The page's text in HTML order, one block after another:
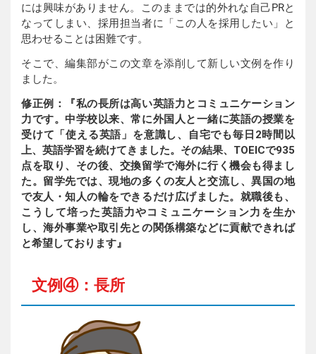
には興味がありません。このままでは的外れな自己PRと
なってしまい、採用担当者に「この人を採用したい」と
思わせることは困難です。
そこで、編集部がこの文章を添削して新しい文例を作り
ました。
修正例：『私の長所は高い英語力とコミュニケーション
力です。中学校以来、常に外国人と一緒に英語の授業を
受けて「使える英語」を意識し、自宅でも毎日2時間以
上、英語学習を続けてきました。その結果、TOEICで935
点を取り、その後、交換留学で海外に行く機会も得まし
た。留学先では、現地の多くの友人と交流し、異国の地
で友人・知人の輪をできるだけ広げました。就職後も、
こうして培った英語力やコミュニケーション力を生か
し、海外事業や取引先との関係構築などに貢献できれば
と希望しております』
文例④：長所